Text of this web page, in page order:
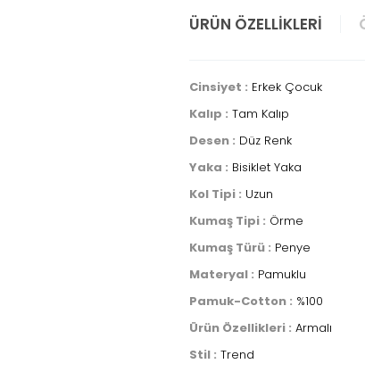
ÜRÜN ÖZELLIKLERI
Cinsiyet : Erkek Çocuk
Kalıp : Tam Kalıp
Desen : Düz Renk
Yaka : Bisiklet Yaka
Kol Tipi : Uzun
Kumaş Tipi : Örme
Kumaş Türü : Penye
Materyal : Pamuklu
Pamuk-Cotton : %100
Ürün Özellikleri : Armalı
Stil : Trend